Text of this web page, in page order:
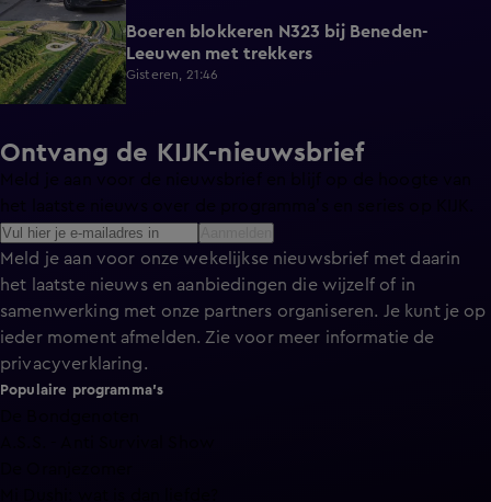
0:33
Boeren blokkeren N323 bij Beneden-
Leeuwen met trekkers
Gisteren, 21:46
Ontvang de KIJK-nieuwsbrief
Meld je aan voor onze wekelijkse nieuwsbrief met daarin
het laatste nieuws en aanbiedingen die wijzelf of in
samenwerking met onze partners organiseren. Je kunt je op
ieder moment afmelden. Zie voor meer informatie de
privacyverklaring.
Populaire programma's